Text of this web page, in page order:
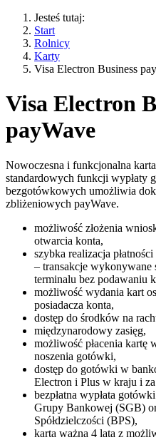
Jesteś tutaj:
Start
Rolnicy
Karty
Visa Electron Business
Visa Electron
payWave
Nowoczesna i funkcjonalna
standardowych funkcji wypłaty
bezgotówkowych umożliwia
zbliżeniowych payWave.
możliwość złożenia
otwarcia konta,
szybka realizacja
– transakcje wykonywane
terminalu bez podawaniu
możliwość wydania kart
posiadacza konta,
dostęp do środków na
międzynarodowy zasięg,
możliwość płacenia kartę
noszenia gotówki,
dostęp do gotówki w
Electron i Plus w kraju i za
bezpłatna wypłata
Grupy Bankowej (SGB)
Spółdzielczości (BPS),
karta ważna 4 lata z